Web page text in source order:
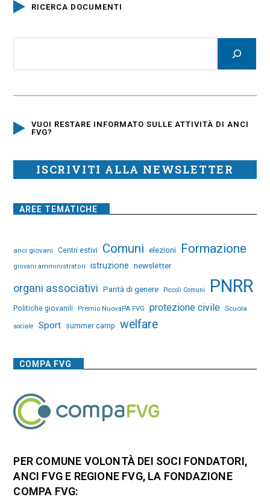
RICERCA DOCUMENTI
VUOI RESTARE INFORMATO SULLE ATTIVITÀ DI ANCI
FVG?
ISCRIVITI ALLA NEWSLETTER
AREE TEMATICHE
anci giovani Centri estivi Comuni elezioni Formazione
giovani amministratori istruzione newsletter
organi associativi Parità di genere Piccoli Comuni PNRR
Politiche giovanili Premio NuovaPA FVG protezione civile Scuola
sociale Sport summer camp welfare
COMPA FVG
PER COMUNE VOLONTÀ DEI SOCI FONDATORI,
ANCI FVG E REGIONE FVG, LA FONDAZIONE
COMPA FVG: